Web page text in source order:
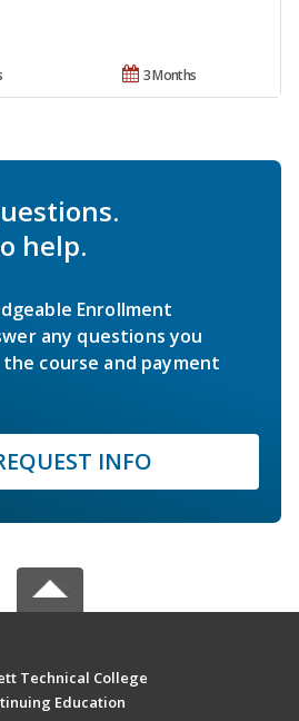
3 Months
help.
Enrollment
any questions you
course and payment
INFO
Technical College
Education